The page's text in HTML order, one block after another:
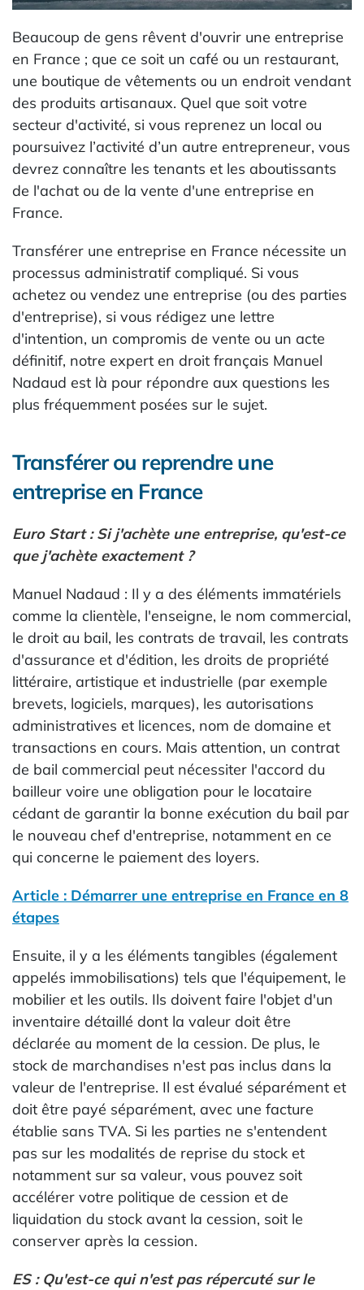
Beaucoup de gens rêvent d'ouvrir une entreprise
en France ; que ce soit un café ou un restaurant,
une boutique de vêtements ou un endroit vendant
des produits artisanaux. Quel que soit votre
secteur d'activité, si vous reprenez un local ou
poursuivez l’activité d’un autre entrepreneur, vous
devrez connaître les tenants et les aboutissants
de l'achat ou de la vente d'une entreprise en
France.
Transférer une entreprise en France nécessite un
processus administratif compliqué. Si vous
achetez ou vendez une entreprise (ou des parties
d'entreprise), si vous rédigez une lettre
d'intention, un compromis de vente ou un acte
définitif, notre expert en droit français Manuel
Nadaud est là pour répondre aux questions les
plus fréquemment posées sur le sujet.
Transférer ou reprendre une
entreprise en France
Euro Start : Si j'achète une entreprise, qu'est-ce
que j'achète exactement ?
Manuel Nadaud : Il y a des éléments immatériels
comme la clientèle, l'enseigne, le nom commercial,
le droit au bail, les contrats de travail, les contrats
d'assurance et d'édition, les droits de propriété
littéraire, artistique et industrielle (par exemple
brevets, logiciels, marques), les autorisations
administratives et licences, nom de domaine et
transactions en cours. Mais attention, un contrat
de bail commercial peut nécessiter l'accord du
bailleur voire une obligation pour le locataire
cédant de garantir la bonne exécution du bail par
le nouveau chef d'entreprise, notamment en ce
qui concerne le paiement des loyers.
Article : Démarrer une entreprise en France en 8
étapes
Ensuite, il y a les éléments tangibles (également
appelés immobilisations) tels que l'équipement, le
mobilier et les outils. Ils doivent faire l'objet d'un
inventaire détaillé dont la valeur doit être
déclarée au moment de la cession. De plus, le
stock de marchandises n'est pas inclus dans la
valeur de l'entreprise. Il est évalué séparément et
doit être payé séparément, avec une facture
établie sans TVA. Si les parties ne s'entendent
pas sur les modalités de reprise du stock et
notamment sur sa valeur, vous pouvez soit
accélérer votre politique de cession et de
liquidation du stock avant la cession, soit le
conserver après la cession.
ES : Qu'est-ce qui n'est pas répercuté sur le